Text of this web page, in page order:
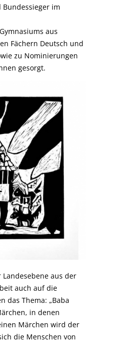
im
aus
Fächern Deutsch und
zu Nominierungen
gesorgt.
aus der
auch auf die
das Thema: „Baba
in denen
Märchen wird der
die Menschen von